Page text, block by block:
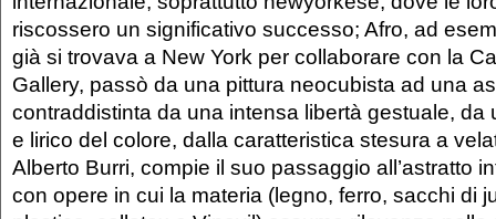
riscossero un significativo successo; Afro, ad
già si trovava a New York per collaborare con la
Gallery, passò da una pittura neocubista ad una
contraddistinta da una intensa libertà gestuale, da
e lirico del colore, dalla caratteristica stesura a
Alberto Burri, compie il suo passaggio all’astratto
con opere in cui la materia (legno, ferro, sacchi di